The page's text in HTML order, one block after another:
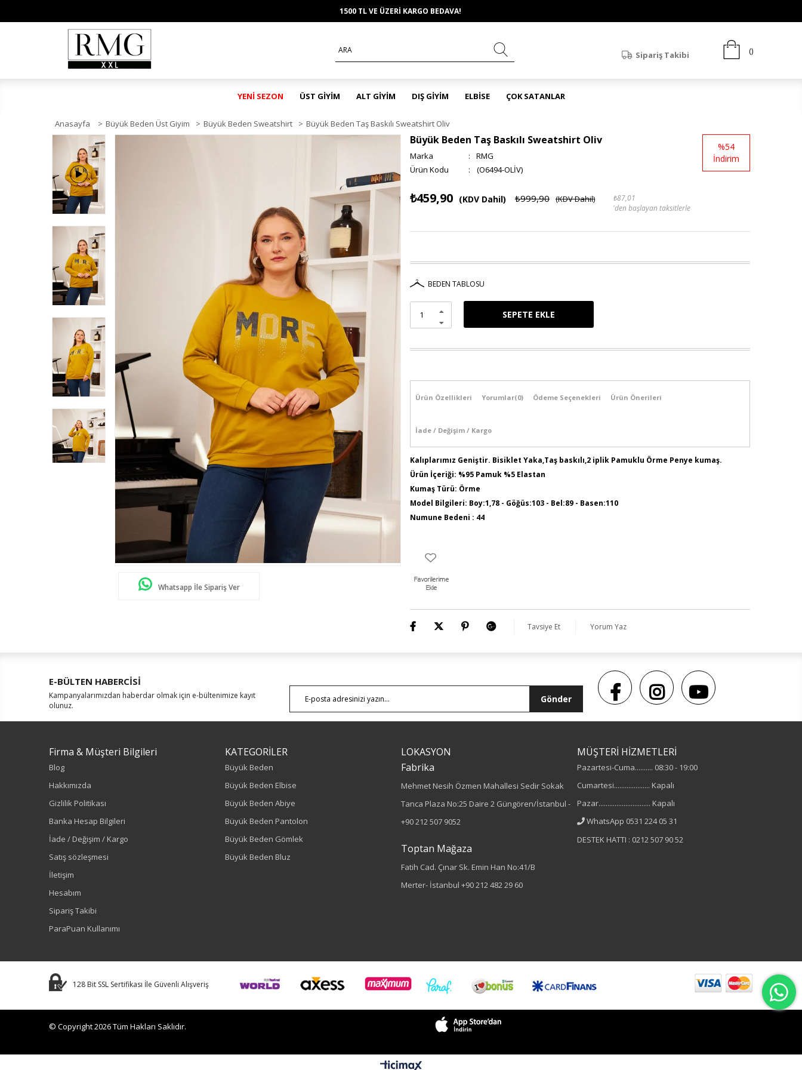
1500 TL VE ÜZERİ KARGO BEDAVA!
Sipariş Takibi
YENİ SEZON ÜST GİYİM ALT GİYİM DIŞ GİYİM ELBİSE ÇOK SATANLAR
Anasayfa > Büyük Beden Üst Giyim > Büyük Beden Sweatshirt > Büyük Beden Taş Baskılı Sweatshirt Oliv
Whatsapp İle Sipariş Ver
Büyük Beden Taş Baskılı Sweatshirt Oliv
Marka :
RMG
(O6494-OLİV)
%54
İndirim
₺999,90 (KDV Dahil)
₺459,90 (KDV Dahil)
₺87,01
'den başlayan taksitlerle
BEDEN TABLOSU
Ürün Özellikleri Yorumlar(0) Ödeme Seçenekleri Ürün Önerileri
İade / Değişim / Kargo
Kalıplarımız Geniştir. Bisiklet Yaka,Taş baskılı,2 iplik Pamuklu Örme Penye kumaş.
Ürün İçeriği: %95 Pamuk %5 Elastan
Kumaş Türü: Örme
Model Bilgileri: Boy:1,78 - Göğüs:103 - Bel:89 - Basen:110
Numune Bedeni : 44
Tavsiye Et Yorum Yaz
E-BÜLTEN HABERCİSİ
Kampanyalarımızdan haberdar olmak için e-bültenimize kayıt
olunuz.
Gönder
Firma & Müşteri Bilgileri
Blog
Hakkımızda
Gizlilik Politikası
Banka Hesap Bilgileri
İade / Değişim / Kargo
Satış sözleşmesi
İletişim
Hesabım
Sipariş Takibi
ParaPuan Kullanımı
KATEGORİLER
Büyük Beden
Büyük Beden Elbise
Büyük Beden Abiye
Büyük Beden Pantolon
Büyük Beden Gömlek
Büyük Beden Bluz
LOKASYON
Fabrika
Mehmet Nesih Özmen Mahallesi Sedir Sokak
Tanca Plaza No:25 Daire 2 Güngören/İstanbul -
+90 212 507 9052
Toptan Mağaza
Fatih Cad. Çınar Sk. Emin Han No:41/B
Merter- İstanbul +90 212 482 29 60
MÜŞTERİ HİZMETLERİ
Pazartesi-Cuma.......... 08:30 - 19:00
Cumartesi.................... Kapalı
Pazar............................. Kapalı
WhatsApp 0531 224 05 31
DESTEK HATTI : 0212 507 90 52
128 Bit SSL Sertifikası İle Güvenli Alışveriş
© Copyright 2026 Tüm Hakları Saklıdır.